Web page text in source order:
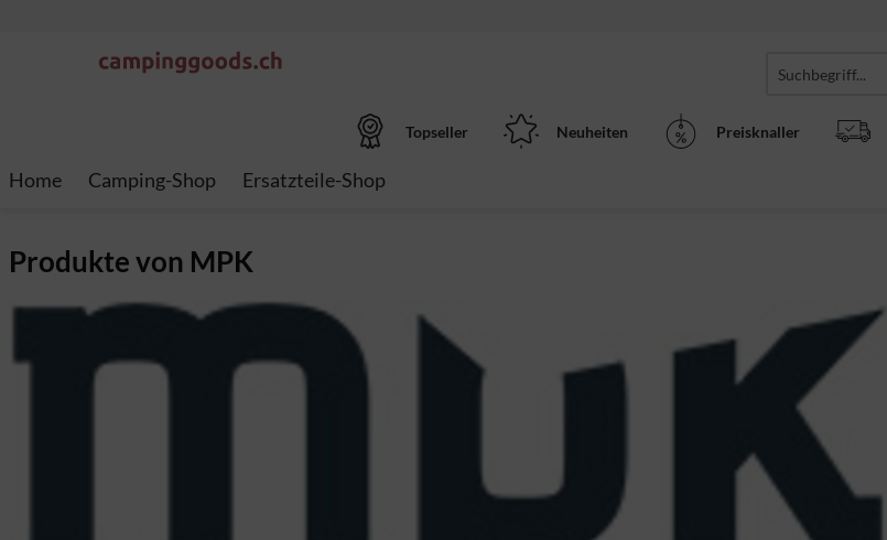
Topseller Neuheiten Preisknaller
Home Camping-Shop Ersatzteile-Shop
Produkte von MPK